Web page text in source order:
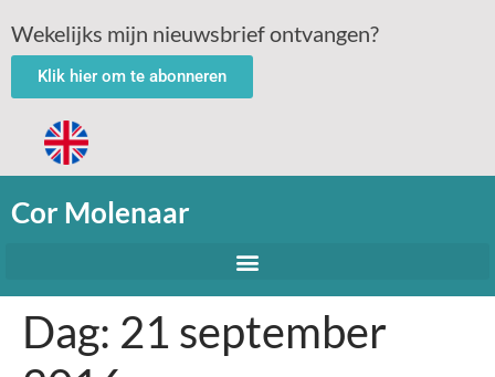
Wekelijks mijn nieuwsbrief ontvangen?
Klik hier om te abonneren
Cor Molenaar
Dag: 21 september